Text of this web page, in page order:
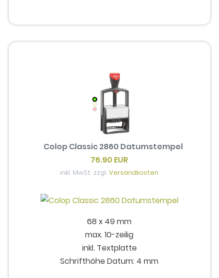
Colop Classic 2860 Datumstempel
76.90 EUR
inkl. MwSt. zzgl.Versandkosten
68 x 49 mm
max. 10-zeilig
inkl. Textplatte
Schrifthöhe Datum: 4 mm